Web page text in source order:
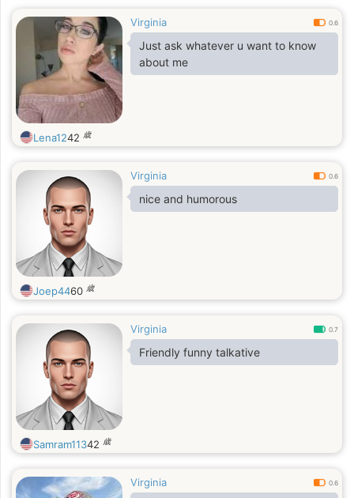
Virginia 0.6
Just ask whatever u want to know
about me
Lena1242 歳
Virginia 0.6
nice and humorous
Joep4460 歳
Virginia 0.7
Friendly funny talkative
Samram11342 歳
Virginia 0.6